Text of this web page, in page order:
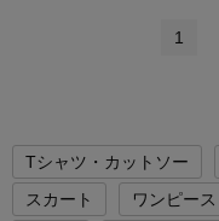
1
Tシャツ・カットソー
スカート
ワンピース